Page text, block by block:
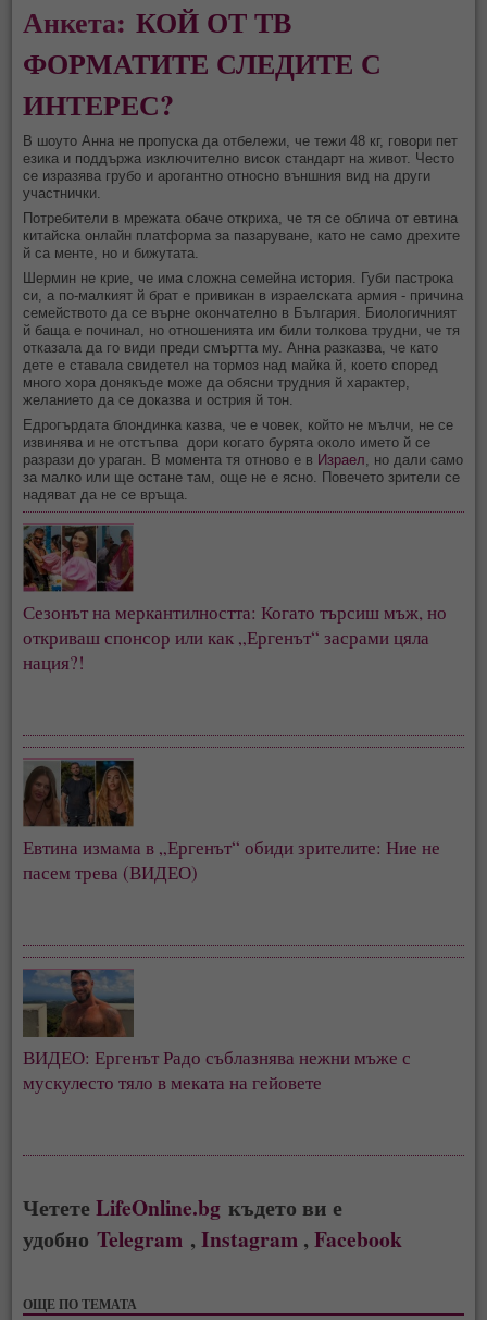
Анкета:КОЙ ОТ ТВ
ФОРМАТИТЕ СЛЕДИТЕ С
ИНТЕРЕС?
В шоуто Анна не пропуска да отбележи, че тежи 48 кг, говори пет
езика и поддържа изключително висок стандарт на живот. Често
се изразява грубо и арогантно относно външния вид на други
участнички.
Потребители в мрежата обаче откриха, че тя се облича от евтина
китайска онлайн платформа за пазаруване, като не само дрехите
й са менте, но и бижутата.
Шермин не крие, че има сложна семейна история. Губи пастрока
си, а по-малкият й брат е привикан в израелската армия - причина
семейството да се върне окончателно в България. Биологичният
й баща е починал, но отношенията им били толкова трудни, че тя
отказала да го види преди смъртта му. Анна разказва, че като
дете е ставала свидетел на тормоз над майка й, което според
много хора донякъде може да обясни трудния й характер,
желанието да се доказва и острия й тон.
Едрогърдата блондинка казва, че е човек, който не мълчи, не се
извинява и не отстъпва дори когато бурята около името й се
разрази до ураган. В момента тя отново е в Израел, но дали само
за малко или ще остане там, още не е ясно. Повечето зрители се
надяват да не се връща.
Сезонът на меркантилността: Когато търсиш мъж, но
откриваш спонсор или как „Ергенът“ засрами цяла
нация?!
Евтина измама в „Ергенът“ обиди зрителите: Ние не
пасем трева (ВИДЕО)
ВИДЕО: Ергенът Радо съблазнява нежни мъже с
мускулесто тяло в меката на гейовете
ЧететеLifeOnline.bg където ви е
удобноTelegram ,Instagram ,Facebook
ОЩЕ ПО ТЕМАТА